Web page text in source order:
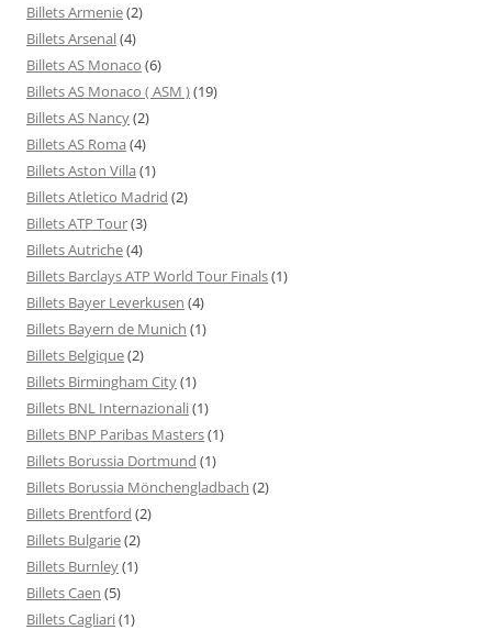
Billets Armenie(2)
Billets Arsenal(4)
Billets AS Monaco (6)
Billets AS Monaco ( ASM )(19)
Billets AS Nancy(2)
Billets AS Roma (4)
Billets Aston Villa (1)
Billets Atletico Madrid (2)
Billets ATP Tour(3)
Billets Autriche(4)
Billets Barclays ATP World Tour Finals(1)
Billets Bayer Leverkusen (4)
Billets Bayern de Munich (1)
Billets Belgique(2)
Billets Birmingham City(1)
Billets BNL Internazionali(1)
Billets BNP Paribas Masters(1)
Billets Borussia Dortmund (1)
Billets Borussia Mönchengladbach (2)
Billets Brentford (2)
Billets Bulgarie(2)
Billets Burnley(1)
Billets Caen (5)
Billets Cagliari(1)